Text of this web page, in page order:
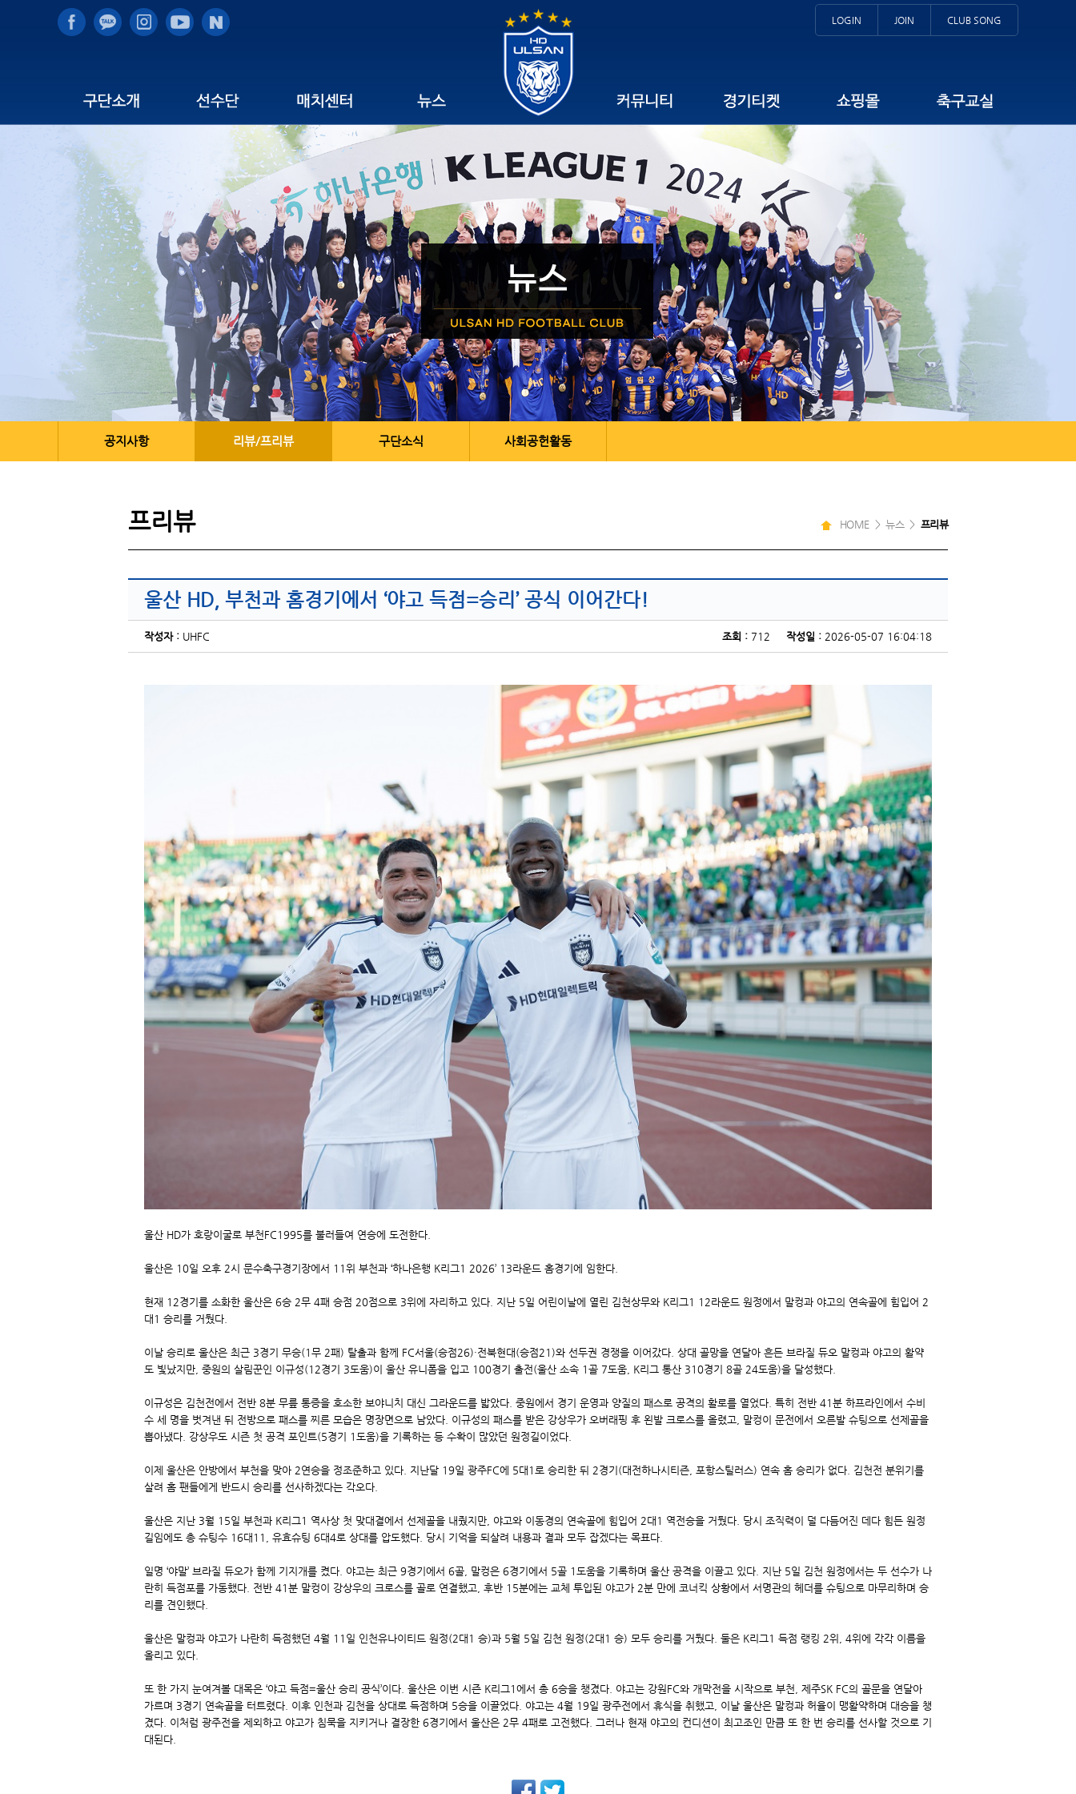
LOGIN JOIN CLUB SONG
공지사항 리뷰/프리뷰 구단소식 사회공헌활동
프리뷰 HOME > 뉴스 > 프리뷰
울산 HD, 부천과 홈경기에서 ‘야고 득점=승리’ 공식 이어간다!
작성자 : UHFC 작성일 : 2026-05-07 16:04:18
조회 : 712
울산 HD가 호랑이굴로 부천FC1995를 불러들여 연승에 도전한다.
울산은 10일 오후 2시 문수축구경기장에서 11위 부천과 ‘하나은행 K리그1 2026’ 13라운드 홈경기에 임한다.
현재 12경기를 소화한 울산은 6승 2무 4패 승점 20점으로 3위에 자리하고 있다. 지난 5일 어린이날에 열린 김천상무와 K리그1 12라운드 원정에서 말컹과 야고의 연속골에 힘입어 2
대1 승리를 거뒀다.
이날 승리로 울산은 최근 3경기 무승(1무 2패) 탈출과 함께 FC서울(승점26)·전북현대(승점21)와 선두권 경쟁을 이어갔다. 상대 골망을 연달아 흔든 브라질 듀오 말컹과 야고의 활약
도 빛났지만, 중원의 살림꾼인 이규성(12경기 3도움)이 울산 유니폼을 입고 100경기 출전(울산 소속 1골 7도움, K리그 통산 310경기 8골 24도움)을 달성했다.
이규성은 김천전에서 전반 8분 무릎 통증을 호소한 보야니치 대신 그라운드를 밟았다. 중원에서 경기 운영과 양질의 패스로 공격의 활로를 열었다. 특히 전반 41분 하프라인에서 수비
수 세 명을 벗겨낸 뒤 전방으로 패스를 찌른 모습은 명장면으로 남았다. 이규성의 패스를 받은 강상우가 오버래핑 후 왼발 크로스를 올렸고, 말컹이 문전에서 오른발 슈팅으로 선제골을
뽑아냈다. 강상우도 시즌 첫 공격 포인트(5경기 1도움)을 기록하는 등 수확이 많았던 원정길이었다.
이제 울산은 안방에서 부천을 맞아 2연승을 정조준하고 있다. 지난달 19일 광주FC에 5대1로 승리한 뒤 2경기(대전하나시티즌, 포항스틸러스) 연속 홈 승리가 없다. 김천전 분위기를
살려 홈 팬들에게 반드시 승리를 선사하겠다는 각오다.
울산은 지난 3월 15일 부천과 K리그1 역사상 첫 맞대결에서 선제골을 내줬지만, 야고와 이동경의 연속골에 힘입어 2대1 역전승을 거뒀다. 당시 조직력이 덜 다듬어진 데다 힘든 원정
길임에도 총 슈팅수 16대11, 유효슈팅 6대4로 상대를 압도했다. 당시 기억을 되살려 내용과 결과 모두 잡겠다는 목표다.
일명 ‘야말’ 브라질 듀오가 함께 기지개를 켰다. 야고는 최근 9경기에서 6골, 말컹은 6경기에서 5골 1도움을 기록하며 울산 공격을 이끌고 있다. 지난 5일 김천 원정에서는 두 선수가 나
란히 득점포를 가동했다. 전반 41분 말컹이 강상우의 크로스를 골로 연결했고, 후반 15분에는 교체 투입된 야고가 2분 만에 코너킥 상황에서 서명관의 헤더를 슈팅으로 마무리하며 승
리를 견인했다.
울산은 말컹과 야고가 나란히 득점했던 4월 11일 인천유나이티드 원정(2대1 승)과 5월 5일 김천 원정(2대1 승) 모두 승리를 거뒀다. 둘은 K리그1 득점 랭킹 2위, 4위에 각각 이름을
올리고 있다.
또 한 가지 눈여겨볼 대목은 ‘야고 득점=울산 승리 공식’이다. 울산은 이번 시즌 K리그1에서 총 6승을 챙겼다. 야고는 강원FC와 개막전을 시작으로 부천, 제주SK FC의 골문을 연달아
가르며 3경기 연속골을 터트렸다. 이후 인천과 김천을 상대로 득점하며 5승을 이끌었다. 야고는 4월 19일 광주전에서 휴식을 취했고, 이날 울산은 말컹과 허율이 맹활약하며 대승을 챙
겼다. 이처럼 광주전을 제외하고 야고가 침묵을 지키거나 결장한 6경기에서 울산은 2무 4패로 고전했다. 그러나 현재 야고의 컨디션이 최고조인 만큼 또 한 번 승리를 선사할 것으로 기
대된다.